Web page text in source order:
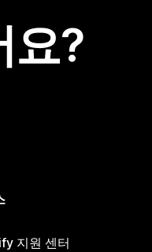
요?
지원 센터